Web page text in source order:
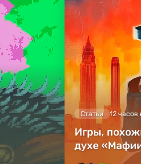
Статьи 12 часов
Игры,
духе